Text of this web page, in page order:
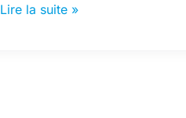
La
Lire la suite »